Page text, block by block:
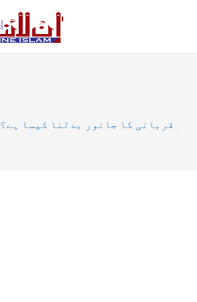
قربانی کا جانور بدلنا کیسا ہے؟